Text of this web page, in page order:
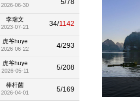
2026-06-30
34/1142
李瑞文
2023-07-21
4/293
虎爷huye
2026-06-22
5/208
虎爷huye
2026-05-11
5/169
棒杆菌
2026-04-01